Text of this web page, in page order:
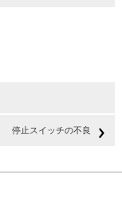
停止スイッチの不良